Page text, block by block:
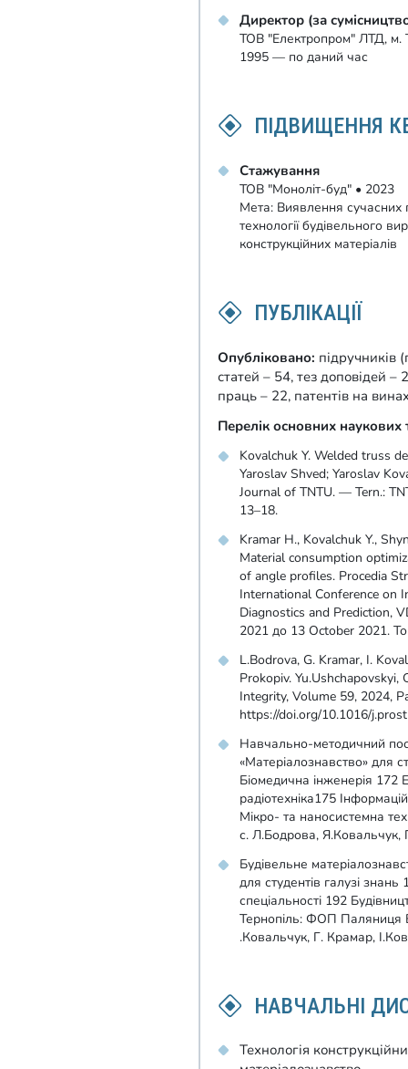
Директор (за
ТОВ "Електропром" ЛТД, м.
1995 — по даний час
ПІДВИЩЕННЯ
Стажування
ТОВ "Моноліт-буд" • 2023
Мета: Виявлення сучасних
технології будівельного
конструкційних матеріалів
ПУБЛІКАЦІЇ
Опубліковано: підручників
статей – 54, тез доповідей
праць – 22, патентів на
Перелік основних
Kovalchuk Y. Welded truss
Yaroslav Shved; Yaroslav
Journal of TNTU. — Tern.:
13–18.
Kramar H., Kovalchuk Y.,
Material consumption
of angle profiles. Procedia
International Conference on
Diagnostics and Prediction,
2021 до 13 October 2021.
L.Bodrova, G. Kramar, I.
Prokopiv. Yu.Ushchapovskyi,
Integrity, Volume 59, 2024,
https://doi.org/10.1016/
Навчально-методичний
«Матеріалознавство» для
Біомедична інженерія 172
радіотехніка175
Мікро- та наносистемна
с. Л.Бодрова, Я.Ковальчук,
Будівельне
для студентів галузі знань
спеціальності 192
Тернопіль: ФОП Паляниця
.Ковальчук, Г. Крамар,
НАВЧАЛЬНІ
Технологія